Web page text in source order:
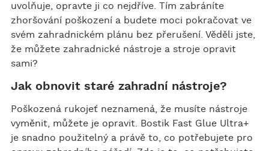
uvolňuje, opravte ji co nejdříve. Tím zabráníte
zhoršování poškození a budete moci pokračovat ve
svém zahradnickém plánu bez přerušení. Věděli jste,
že můžete zahradnické nástroje a stroje opravit
sami?
Jak obnovit staré zahradní nástroje?
Poškozená rukojeť neznamená, že musíte nástroje
vyměnit, můžete je opravit. Bostik Fast Glue Ultra+
je snadno použitelný a právě to, co potřebujete pro